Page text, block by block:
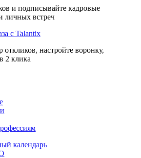
и подписывайте кадровые
личных встреч
с Talantix
откликов, настройте воронку,
2 клика
календарь